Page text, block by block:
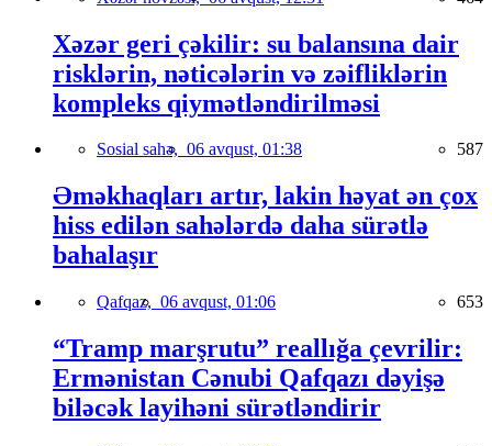
Xəzər geri çəkilir: su balansına dair
risklərin, nəticələrin və zəifliklərin
kompleks qiymətləndirilməsi
Sosial sahə, 06 avqust, 01:38 587
Əməkhaqları artır, lakin həyat ən çox
hiss edilən sahələrdə daha sürətlə
bahalaşır
Qafqaz, 06 avqust, 01:06 653
“Tramp marşrutu” reallığa çevrilir:
Ermənistan Cənubi Qafqazı dəyişə
biləcək layihəni sürətləndirir